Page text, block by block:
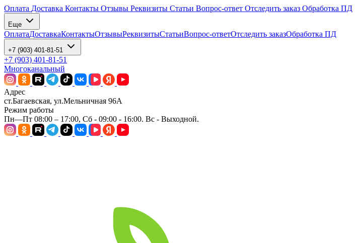
Оплата Доставка Контакты Отзывы Реквизиты Статьи Вопрос-ответ Отследить заказ Обработка ПД
Еще
ОплатаДоставкаКонтактыОтзывыРеквизитыСтатьиВопрос-ответОтследить заказОбработка ПД
+7 (903) 401-81-51
+7 (903) 401-81-51
Многоканальный
Адрес
ст.Багаевская, ул.Мельничная 96А
Режим работы
Пн—Пт 08:00 – 17:00, Сб - 09:00 - 16:00. Вс - Выходной.